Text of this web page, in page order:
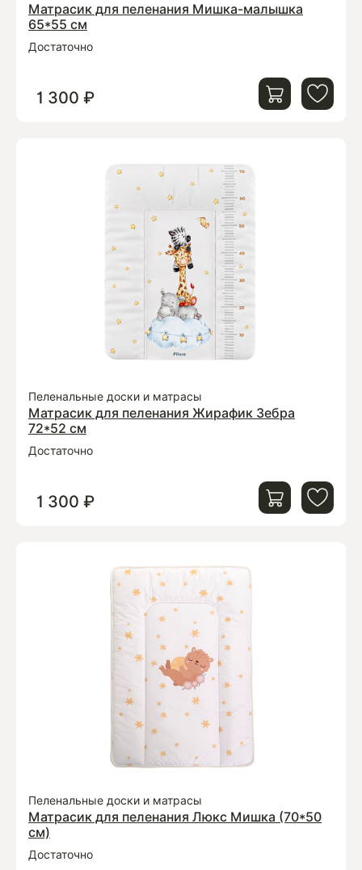
Матрасик для пеленания Мишка-малышка
65*55 см
Достаточно
1 300 ₽
Пеленальные доски и матрасы
Матрасик для пеленания Жирафик Зебра
72*52 см
Достаточно
1 300 ₽
Пеленальные доски и матрасы
Матрасик для пеленания Люкс Мишка (70*50
см)
Достаточно